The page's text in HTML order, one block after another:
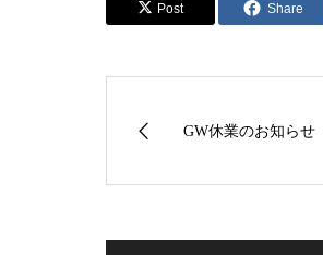
Post Share
GW休業のお知らせ